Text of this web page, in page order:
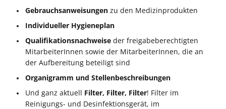
Gebrauchsanweisungen zu den Medizinprodukten
Individueller Hygieneplan
Qualifikationsnachweise der freigabeberechtigten
MitarbeiterInnen sowie der MitarbeiterInnen, die an
der Aufbereitung beteiligt sind
Organigramm und Stellenbeschreibungen
Und ganz aktuell Filter, Filter, Filter! Filter im
Reinigungs- und Desinfektionsgerät, im